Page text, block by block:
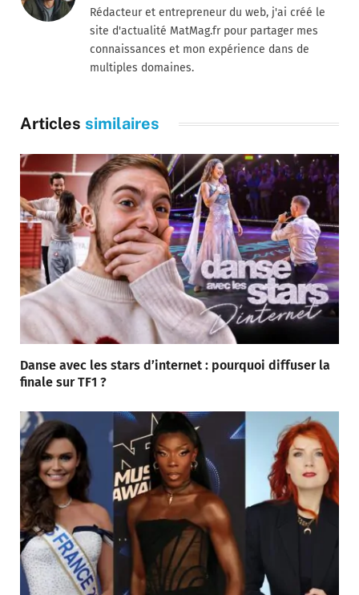
Rédacteur et entrepreneur du web, j'ai créé le
site d'actualité MatMag.fr pour partager mes
connaissances et mon expérience dans de
multiples domaines.
Articles similaires
Danse avec les stars d’internet : pourquoi diffuser la
finale sur TF1 ?